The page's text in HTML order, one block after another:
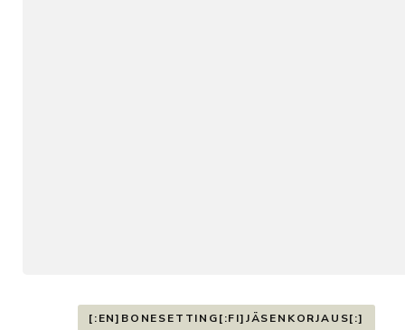
[:EN]BONESETTING[:FI]JÄSENKORJAUS[:]